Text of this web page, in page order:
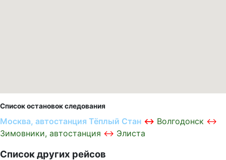
Список остановок следования
Москва, автостанция Тёплый Стан
Волгодонск
Зимовники, автостанция
Элиста
Список других рейсов